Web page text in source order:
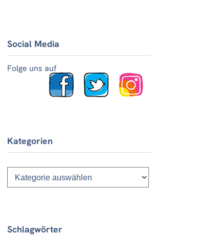
Social Media
Folge uns auf
Kategorien
Kategorien
Schlagwörter